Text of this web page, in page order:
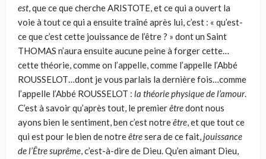
est, que ce que cherche ARISTOTE, et ce qui a ouvert la
voie à tout ce qui a ensuite traîné après lui, c’est : « qu’est-
ce que c’est cette jouissance de l’être ? » dont un Saint
THOMAS n’aura ensuite aucune peine à forger cette…
cette théorie, comme on l’appelle, comme l’appelle l’Abbé
ROUSSELOT…dont je vous parlais la dernière fois…comme
l’appelle l’Abbé ROUSSELOT : la théorie physique de l’amour.
C’est à savoir qu’après tout, le premierêtredont nous
ayons bien le sentiment, ben c’est notreêtre, et que tout ce
qui est pour le bien de notreêtresera de ce fait,jouissance
de l’Être suprême, c’est-à-dire de Dieu. Qu’en aimant Dieu,